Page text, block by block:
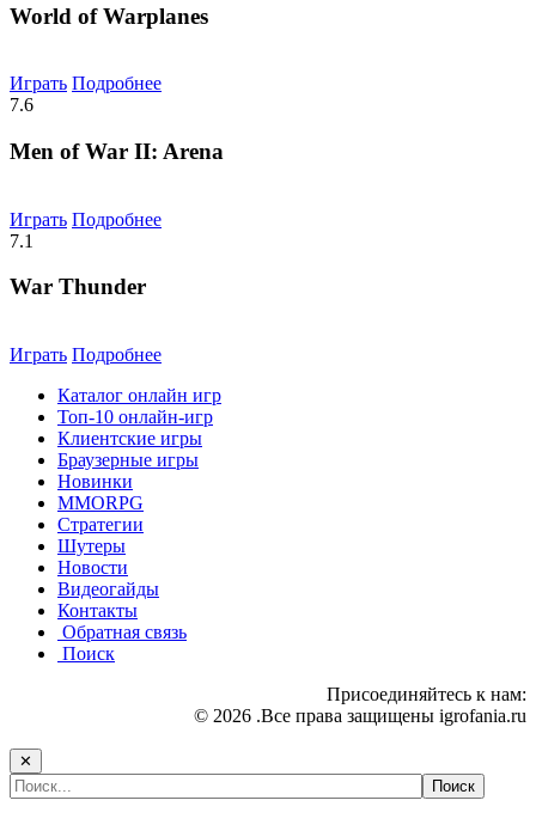
World of Warplanes
Играть Подробнее
7.6
Men of War II: Arena
Играть Подробнее
7.1
War Thunder
Играть Подробнее
Каталог онлайн игр
Топ-10 онлайн-игр
Клиентские игры
Браузерные игры
Новинки
MMORPG
Стратегии
Шутеры
Новости
Видеогайды
Контакты
Обратная связь
Поиск
Присоединяйтесь к нам:
© 2026 .Все права защищены igrofania.ru
✕